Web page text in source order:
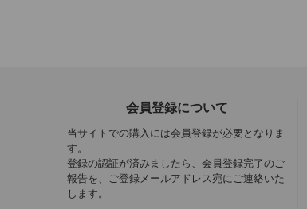
会員登録について
当サイトでの購入には会員登録が必要となりま
す。
登録の認証が済みましたら、会員登録完了のご
報告を、ご登録メールアドレス宛にご連絡いた
します。